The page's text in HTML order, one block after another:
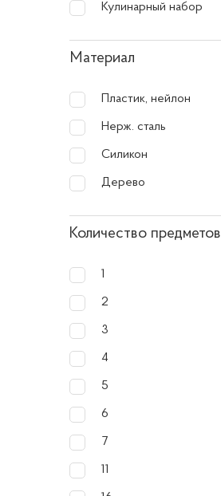
Кулинарный набор
Материал
Пластик, нейлон
Нерж. сталь
Силикон
Дерево
Количество предметов
1
2
3
4
5
6
7
11